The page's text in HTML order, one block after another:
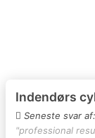
Indendørs
Seneste svar af:
"professional